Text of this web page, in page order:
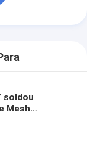
soldou
Mesh